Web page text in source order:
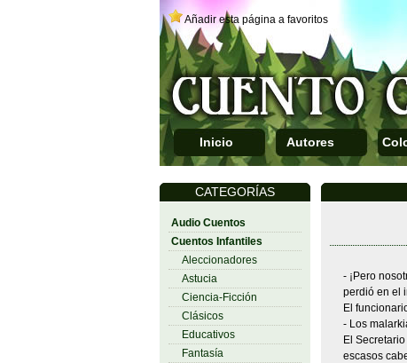
Añadir esta página a favoritos
Inicio Autores
CATEGORÍAS
Audio Cuentos
Cuentos Infantiles
Aleccionadores
Astucia
Ciencia-Ficción
Clásicos
Educativos
Fantasía
- ¡Pero
perdió en el
El
- Los
El
escasos